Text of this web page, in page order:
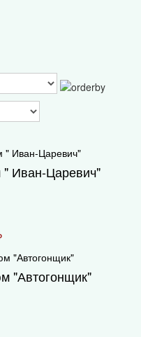
Иван-Царевич"
"Автогонщик"